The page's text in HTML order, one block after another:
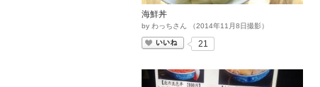
海鮮丼
by わっちさん （2014年11 月8日撮影）
いいね
21